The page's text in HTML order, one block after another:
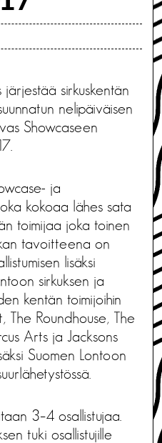
järjestää sirkuskentän
nelipäiväisen
Showcaseen
ja
kokoaa lähes sata
toimijaa joka toinen
tavoitteena on
lisäksi
sirkuksen ja
kentän toimijoihin
Roundhouse, The
Arts ja Jacksons
Suomen Lontoon
3–4 osallistujaa.
tuki osallistujille